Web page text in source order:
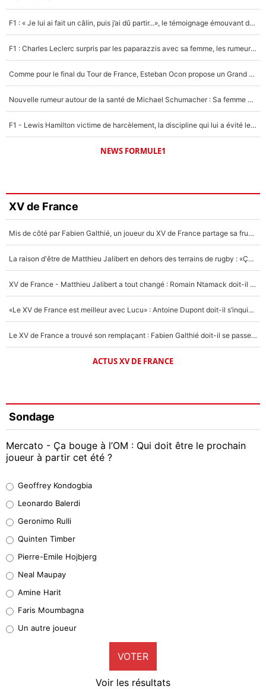
F1 : « Je lui ai fait un câlin, puis j’ai dû partir...», le témoignage émouvant de Max Verstappen sur sa fille
F1 : Charles Leclerc surpris par les paparazzis avec sa femme, les rumeurs étaient vraies !
Comme pour le final du Tour de France, Esteban Ocon propose un Grand Prix de Formule 1 à Paris : «Autour de l’Arc de Triomphe, ce serait génial» !
Nouvelle rumeur autour de la santé de Michael Schumacher : Sa femme Corinna sort du silence
F1 - Lewis Hamilton victime de harcèlement, la discipline qui lui a évité le pire : «J'aurais probablement mal tourné»
NEWS FORMULE1
XV de France
Mis de côté par Fabien Galthié, un joueur du XV de France partage sa frustration : «ils ne me l’ont pas dit tout de suite»
La raison d'être de Matthieu Jalibert en dehors des terrains de rugby : «Ça m'atteint autant que si tu touches à un membre de ma famille»
XV de France - Matthieu Jalibert a tout changé : Romain Ntamack doit-il s’inquiéter pour sa place à un an de la Coupe du monde ?
«Le XV de France est meilleur avec Lucu» : Antoine Dupont doit-il s’inquiéter pour sa place ?
Le XV de France a trouvé son remplaçant : Fabien Galthié doit-il se passer d'Antoine Dupont ?
ACTUS XV DE FRANCE
Sondage
Mercato - Ça bouge à l’OM : Qui doit être le prochain
joueur à partir cet été ?
38%
32%
5%
1%
9%
Geoffrey Kondogbia
Leonardo Balerdi
Geronimo Rulli
Quinten Timber
Pierre-Emile Hojbjerg
Neal Maupay
Amine Harit
Faris Moumbagna
Un autre joueur
VOTER
Voir les résultats